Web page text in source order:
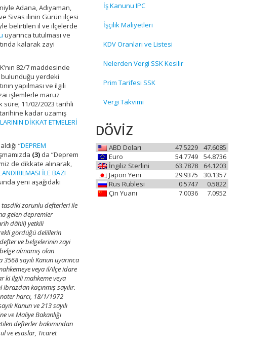
Adana, Adıyaman,
Sivas ilinin Gürün ilçesi
belirtilen il ve ilçelerde
uyarınca tutulması ve
kalarak zayi
82/7 maddesinde
bulunduğu yerdeki
yapılması ve ilgili
işlemlerle maruz
süre; 11/02/2023 tarihli
kadar uzamış
DİKKAT ETMELERİ
“DEPREM
(3) da “Deprem
de dikkate alınarak,
İLE BAZI
yeni aşağıdaki
tasdiki zorunlu defterleri ile
gelen depremler
dâhil) yetkili
gördüğü delillerin
ve belgelerinin zayi
almamış olan
sayılı Kanun uyarınca
veya il/ilçe idare
ki ilgili mahkeme veya
kaçınmış sayılır.
harcı, 18/1/1972
Kanun ve 213 sayılı
ve Maliye Bakanlığı
defterler bakımından
ve esaslar, Ticaret
İş Kanunu IPC
İşçilik Maliyetleri
KDV Oranları ve Listesi
Nelerden Vergi SSK Kesilir
Prim Tarifesi SSK
Vergi Takvimi
DÖVİZ
ABD Doları 47.6085
47.5229
Euro
54.8736
54.7749
İngiliz Sterlini
64.1203
63.7878
Japon Yeni
30.1357
29.9375
Rus Rublesi
0.5822
0.5747
Çin Yuanı
7.0952
7.0036